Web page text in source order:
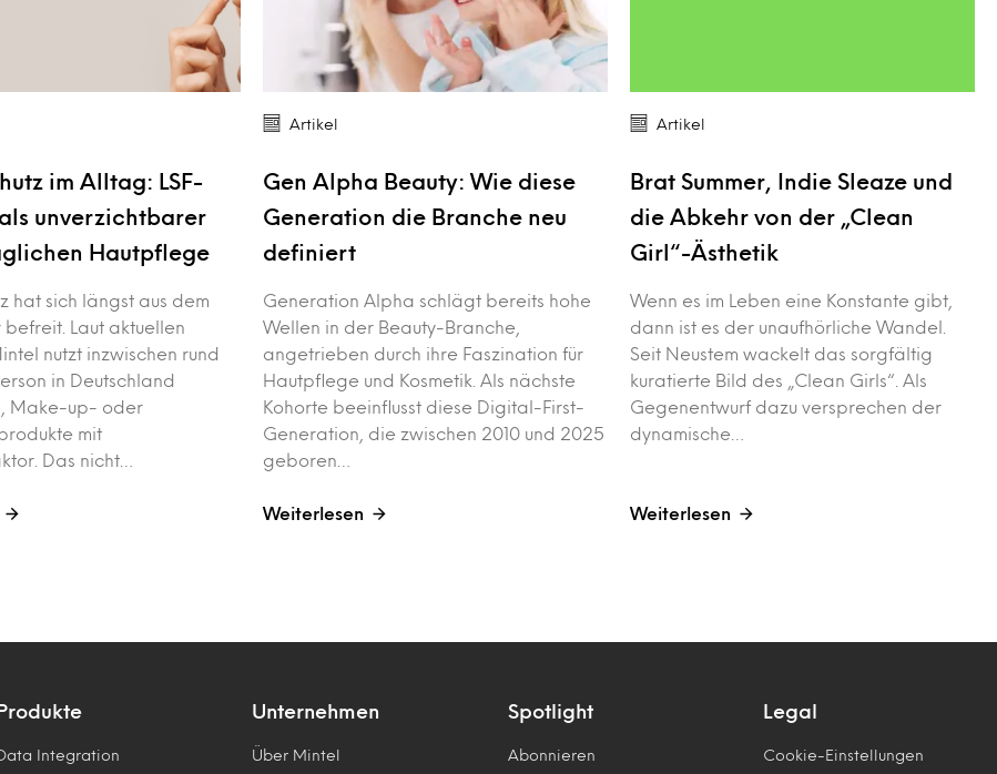
im Alltag: LSF-
unverzichtbarer
Hautpflege
hat sich längst aus dem
Laut aktuellen
nutzt inzwischen rund
in Deutschland
Make-up- oder
mit
Das nicht…
Artikel
Gen Alpha Beauty: Wie diese
Generation die Branche neu
definiert
Generation Alpha schlägt bereits hohe
Wellen in der Beauty-Branche,
angetrieben durch ihre Faszination für
Hautpflege und Kosmetik. Als nächste
Kohorte beeinflusst diese Digital-First-
Generation, die zwischen 2010 und 2025
geboren…
Weiterlesen
Artikel
Brat Summer, Indie Sleaze und
die Abkehr von der „Clean
Girl“-Ästhetik
Wenn es im Leben eine Konstante gibt,
dann ist es der unaufhörliche Wandel.
Seit Neustem wackelt das sorgfältig
kuratierte Bild des „Clean Girls“. Als
Gegenentwurf dazu versprechen der
dynamische…
Weiterlesen
Produkte
Integration
Unternehmen
Über Mintel
Spotlight
Abonnieren
Legal
Cookie-Einstellungen